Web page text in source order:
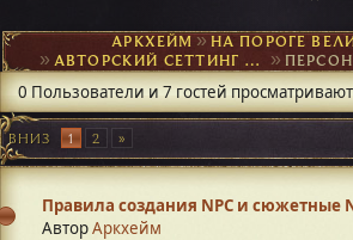
АРКХЕЙМ►
► АВТОРСКИЙ СЕТТИНГ И NPC ►
0 Пользователи и 7 гостей
ВНИЗ 1 2
Правила создания NPC и сюжетные
АвторАркхейм